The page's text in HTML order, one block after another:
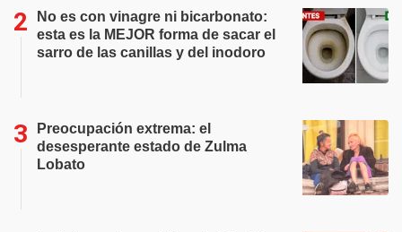
No es con vinagre ni bicarbonato:
esta es la MEJOR forma de sacar el
sarro de las canillas y del inodoro
Preocupación extrema: el
desesperante estado de Zulma
Lobato